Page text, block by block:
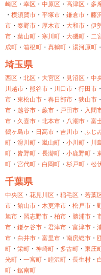
崎区 ・ 幸区 ・ 中原区 ・ 高津区 ・ 多
・ 横須賀市 ・ 平塚市 ・ 鎌倉市 ・ 藤
市 ・ 秦野市 ・ 厚木市 ・ 大和市 ・ 伊
市 ・ 葉山町 ・ 寒川町 ・ 大磯町 ・ 二
成町 ・ 箱根町 ・ 真鶴町 ・ 湯河原町 ・
埼玉県
西区 ・ 北区 ・ 大宮区 ・ 見沼区 ・ 中
川越市 ・ 熊谷市 ・ 川口市 ・ 行田市 ・
市 ・ 東松山市 ・ 春日部市 ・ 狭山市 ・
市 ・ 越谷市 ・ 蕨市 ・ 戸田市 ・ 入間
市 ・ 久喜市 ・ 北本市 ・ 八潮市 ・ 富
鶴ヶ島市 ・ 日高市 ・ 吉川市 ・ ふじ
町 ・ 滑川町 ・ 嵐山町 ・ 小川町 ・ 川
町 ・ 皆野町 ・ 長瀞町 ・ 小鹿野町 ・
町 ・ 宮代町 ・ 白岡町 ・ 杉戸町 ・ 松
千葉県
中央区 ・ 花見川区 ・ 稲毛区 ・ 若葉
市 ・ 館山市 ・ 木更津市 ・ 松戸市 ・
旭市 ・ 習志野市 ・ 柏市 ・ 勝浦市 ・
市 ・ 鎌ケ谷市 ・ 君津市 ・ 富津市 ・
市 ・ 白井市 ・ 富里市 ・ 南房総市 ・
町 ・ 栄町 ・ 神崎町 ・ 多古町 ・ 東庄
光町 ・ 一宮町 ・ 睦沢町 ・ 長生村 ・
町 ・ 鋸南町